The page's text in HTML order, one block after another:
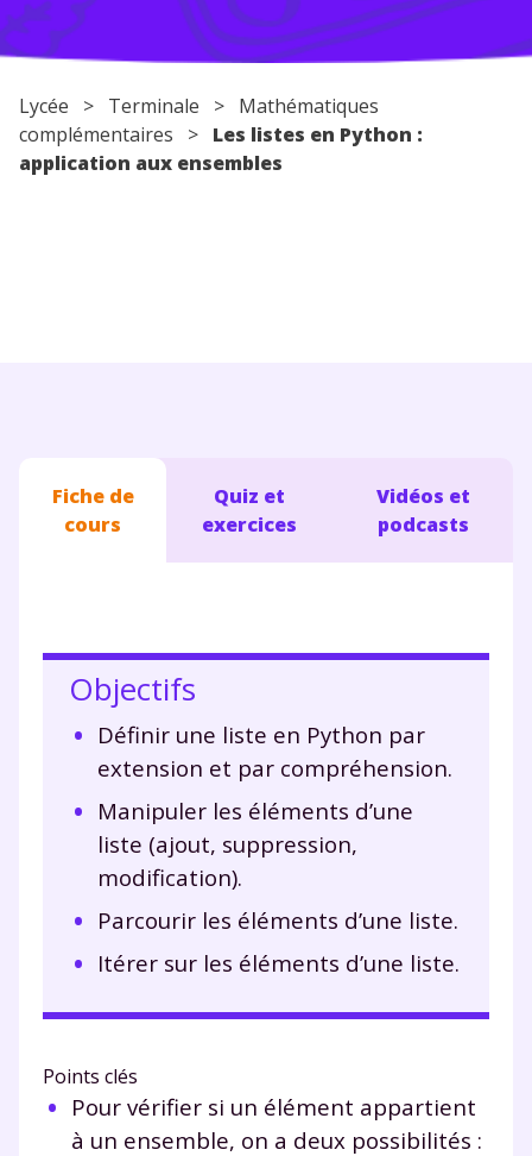
Conseils pour les parents
Lycée > Terminale > Mathématiques
complémentaires > Les listes en Python :
application aux ensembles
Fiche de
cours
Quiz et
exercices
Vidéos et
podcasts
Objectifs
Définir une liste en Python par
extension et par compréhension.
Manipuler les éléments d’une
liste (ajout, suppression,
modification).
Parcourir les éléments d’une liste.
Itérer sur les éléments d’une liste.
Points clés
Pour vérifier si un élément appartient
à un ensemble, on a deux possibilités :